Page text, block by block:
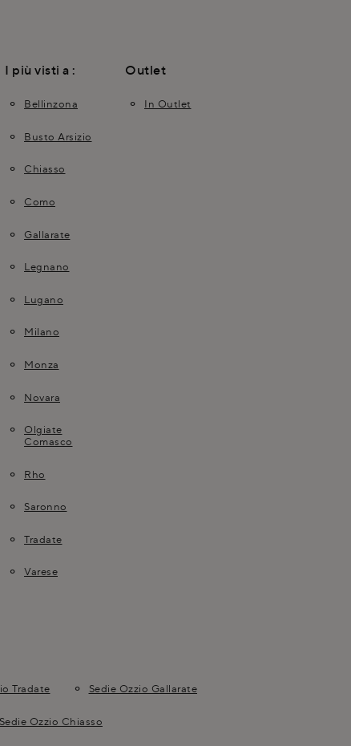
I più visti a :
Bellinzona
Busto Arsizio
Chiasso
Como
Gallarate
Legnano
Lugano
Milano
Monza
Novara
Olgiate
Comasco
Rho
Saronno
Tradate
Varese
Outlet
In Outlet
Tradate Sedie Ozzio Gallarate
Sedie Ozzio Chiasso